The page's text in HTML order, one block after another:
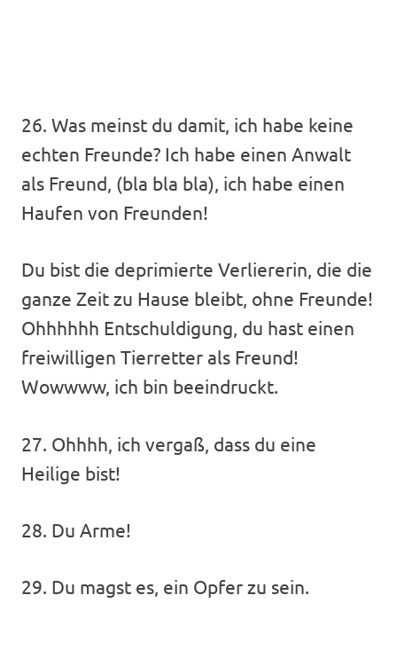
26. Was meinst du damit, ich habe keine
echten Freunde? Ich habe einen Anwalt
als Freund, (bla bla bla), ich habe einen
Haufen von Freunden!
Du bist die deprimierte Verliererin, die die
ganze Zeit zu Hause bleibt, ohne Freunde!
Ohhhhhh Entschuldigung, du hast einen
freiwilligen Tierretter als Freund!
Wowwww, ich bin beeindruckt.
27. Ohhhh, ich vergaß, dass du eine
Heilige bist!
28. Du Arme!
29. Du magst es, ein Opfer zu sein.